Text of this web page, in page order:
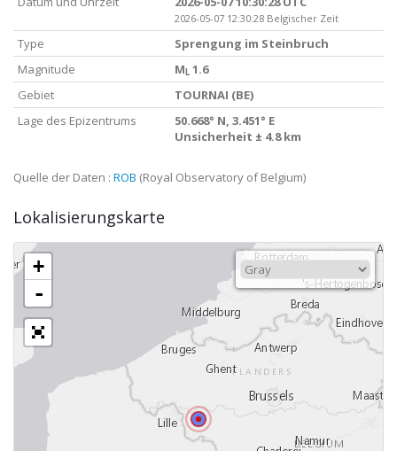
2026-05-07 12:30:28 Belgischer Zeit
Type
Sprengung im Steinbruch
Magnitude
M L 1.6
Gebiet
TOURNAI (BE)
Lage des Epizentrums
50.668° N, 3.451° E
Unsicherheit ± 4.8 km
Quelle der Daten : ROB (Royal Observatory of Belgium)
Lokalisierungskarte
+
-